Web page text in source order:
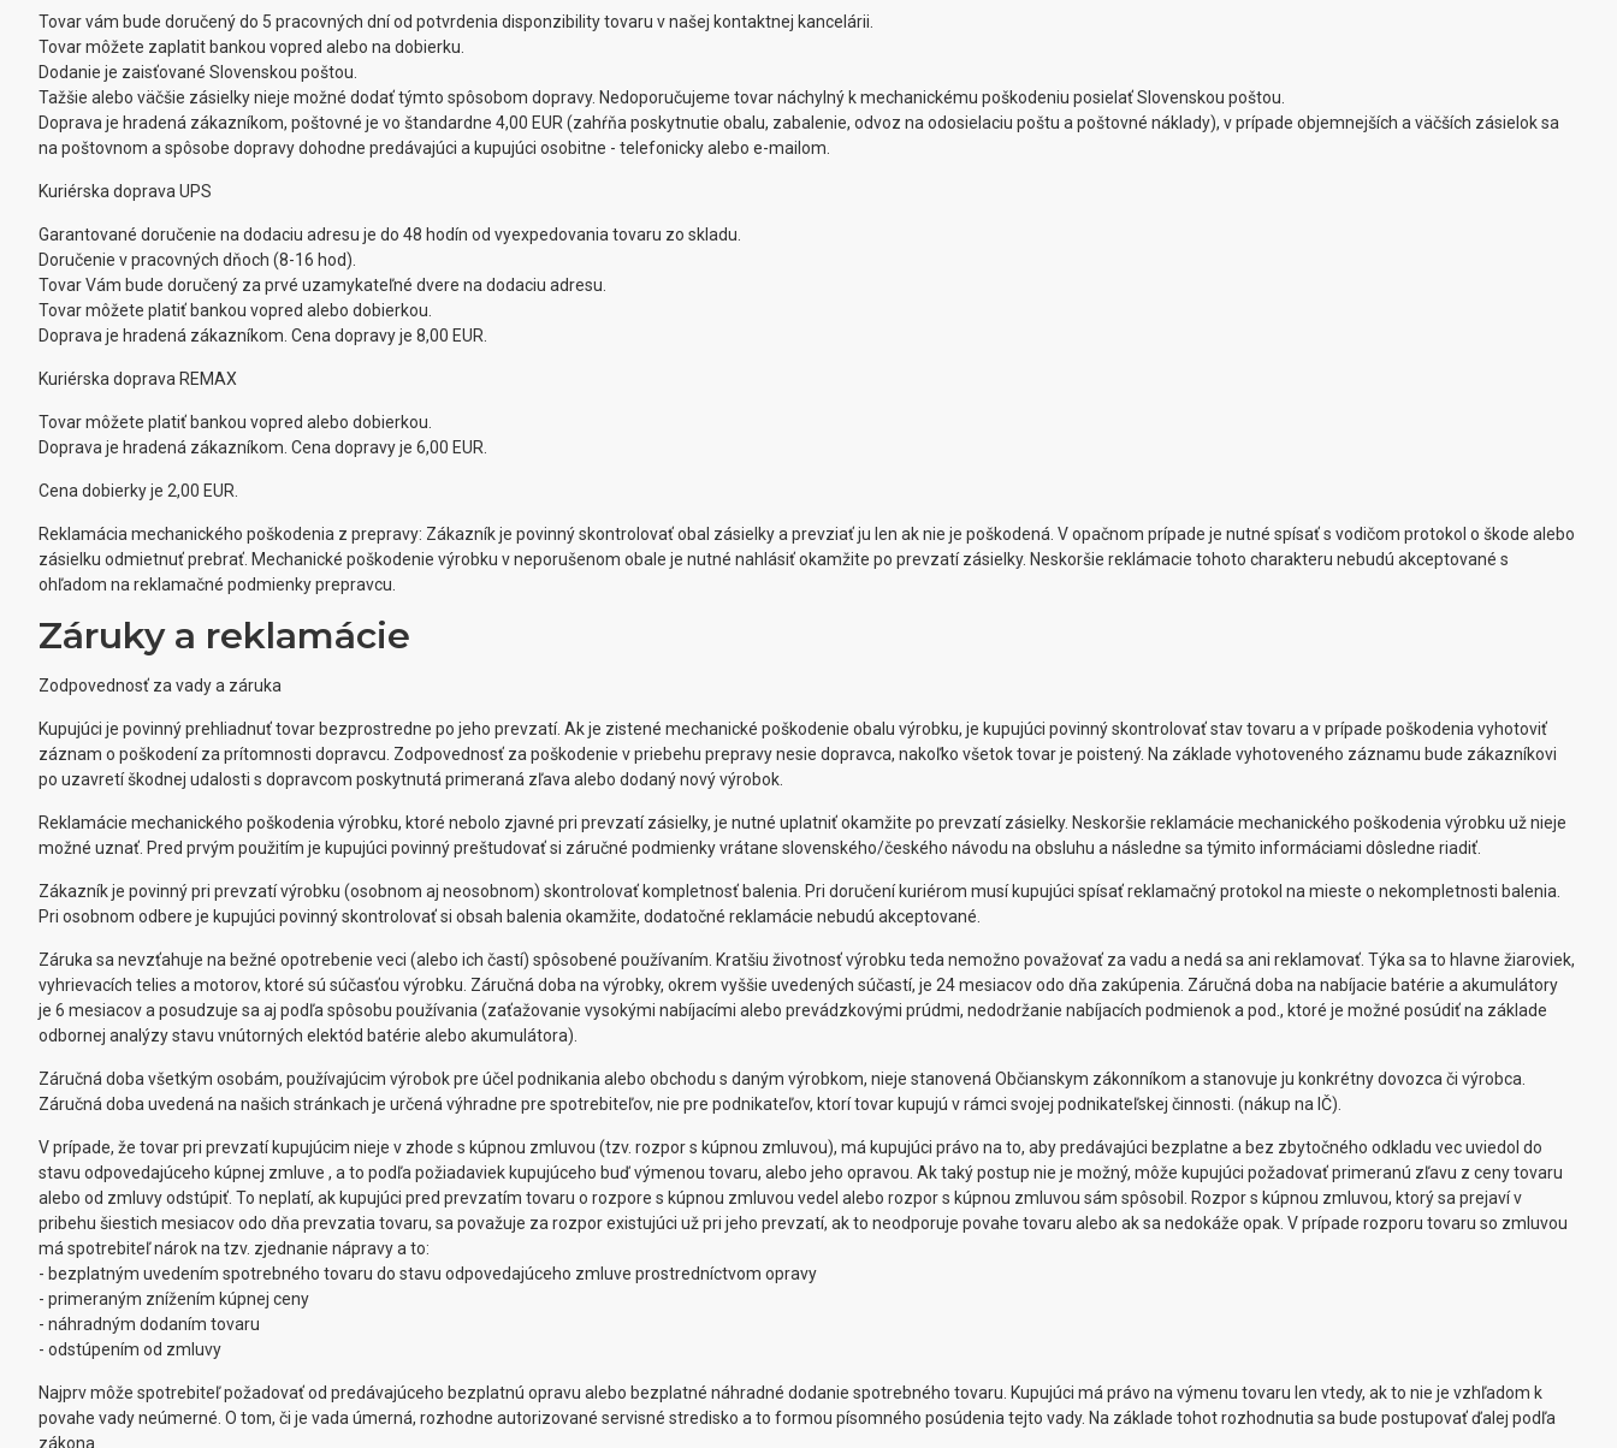
Tovar vám bude doručený do 5 pracovných dní od potvrdenia disponzibility tovaru v našej kontaktnej kancelárii.
Tovar môžete zaplatit bankou vopred alebo na dobierku.
Dodanie je zaisťované Slovenskou poštou.
Tažšie alebo väčšie zásielky nieje možné dodať týmto spôsobom dopravy. Nedoporučujeme tovar náchylný k mechanickému poškodeniu posielať Slovenskou poštou.
Doprava je hradená zákazníkom, poštovné je vo štandardne 4,00 EUR (zahŕňa poskytnutie obalu, zabalenie, odvoz na odosielaciu poštu a poštovné náklady), v prípade objemnejších a väčších zásielok sa
na poštovnom a spôsobe dopravy dohodne predávajúci a kupujúci osobitne - telefonicky alebo e-mailom.
Kuriérska doprava UPS
Garantované doručenie na dodaciu adresu je do 48 hodín od vyexpedovania tovaru zo skladu.
Doručenie v pracovných dňoch (8-16 hod).
Tovar Vám bude doručený za prvé uzamykateľné dvere na dodaciu adresu.
Tovar môžete platiť bankou vopred alebo dobierkou.
Doprava je hradená zákazníkom. Cena dopravy je 8,00 EUR.
Kuriérska doprava REMAX
Tovar môžete platiť bankou vopred alebo dobierkou.
Doprava je hradená zákazníkom. Cena dopravy je 6,00 EUR.
Cena dobierky je 2,00 EUR.
Reklamácia mechanického poškodenia z prepravy: Zákazník je povinný skontrolovať obal zásielky a prevziať ju len ak nie je poškodená. V opačnom prípade je nutné spísať s vodičom protokol o škode alebo
zásielku odmietnuť prebrať. Mechanické poškodenie výrobku v neporušenom obale je nutné nahlásiť okamžite po prevzatí zásielky. Neskoršie reklámacie tohoto charakteru nebudú akceptované s
ohľadom na reklamačné podmienky prepravcu.
Záruky a reklamácie
Zodpovednosť za vady a záruka
Kupujúci je povinný prehliadnuť tovar bezprostredne po jeho prevzatí. Ak je zistené mechanické poškodenie obalu výrobku, je kupujúci povinný skontrolovať stav tovaru a v prípade poškodenia vyhotoviť
záznam o poškodení za prítomnosti dopravcu. Zodpovednosť za poškodenie v priebehu prepravy nesie dopravca, nakoľko všetok tovar je poistený. Na základe vyhotoveného záznamu bude zákazníkovi
po uzavretí škodnej udalosti s dopravcom poskytnutá primeraná zľava alebo dodaný nový výrobok.
Reklamácie mechanického poškodenia výrobku, ktoré nebolo zjavné pri prevzatí zásielky, je nutné uplatniť okamžite po prevzatí zásielky. Neskoršie reklamácie mechanického poškodenia výrobku už nieje
možné uznať. Pred prvým použitím je kupujúci povinný preštudovať si záručné podmienky vrátane slovenského/českého návodu na obsluhu a následne sa týmito informáciami dôsledne riadiť.
Zákazník je povinný pri prevzatí výrobku (osobnom aj neosobnom) skontrolovať kompletnosť balenia. Pri doručení kuriérom musí kupujúci spísať reklamačný protokol na mieste o nekompletnosti balenia.
Pri osobnom odbere je kupujúci povinný skontrolovať si obsah balenia okamžite, dodatočné reklamácie nebudú akceptované.
Záruka sa nevzťahuje na bežné opotrebenie veci (alebo ich častí) spôsobené používaním. Kratšiu životnosť výrobku teda nemožno považovať za vadu a nedá sa ani reklamovať. Týka sa to hlavne žiaroviek,
vyhrievacích telies a motorov, ktoré sú súčasťou výrobku. Záručná doba na výrobky, okrem vyššie uvedených súčastí, je 24 mesiacov odo dňa zakúpenia. Záručná doba na nabíjacie batérie a akumulátory
je 6 mesiacov a posudzuje sa aj podľa spôsobu používania (zaťažovanie vysokými nabíjacími alebo prevádzkovými prúdmi, nedodržanie nabíjacích podmienok a pod., ktoré je možné posúdiť na základe
odbornej analýzy stavu vnútorných elektód batérie alebo akumulátora).
Záručná doba všetkým osobám, používajúcim výrobok pre účel podnikania alebo obchodu s daným výrobkom, nieje stanovená Občianskym zákonníkom a stanovuje ju konkrétny dovozca či výrobca.
Záručná doba uvedená na našich stránkach je určená výhradne pre spotrebiteľov, nie pre podnikateľov, ktorí tovar kupujú v rámci svojej podnikateľskej činnosti. (nákup na IČ).
V prípade, že tovar pri prevzatí kupujúcim nieje v zhode s kúpnou zmluvou (tzv. rozpor s kúpnou zmluvou), má kupujúci právo na to, aby predávajúci bezplatne a bez zbytočného odkladu vec uviedol do
stavu odpovedajúceho kúpnej zmluve , a to podľa požiadaviek kupujúceho buď výmenou tovaru, alebo jeho opravou. Ak taký postup nie je možný, môže kupujúci požadovať primeranú zľavu z ceny tovaru
alebo od zmluvy odstúpiť. To neplatí, ak kupujúci pred prevzatím tovaru o rozpore s kúpnou zmluvou vedel alebo rozpor s kúpnou zmluvou sám spôsobil. Rozpor s kúpnou zmluvou, ktorý sa prejaví v
pribehu šiestich mesiacov odo dňa prevzatia tovaru, sa považuje za rozpor existujúci už pri jeho prevzatí, ak to neodporuje povahe tovaru alebo ak sa nedokáže opak. V prípade rozporu tovaru so zmluvou
má spotrebiteľ nárok na tzv. zjednanie nápravy a to:
- bezplatným uvedením spotrebného tovaru do stavu odpovedajúceho zmluve prostredníctvom opravy
- primeraným znížením kúpnej ceny
- náhradným dodaním tovaru
- odstúpením od zmluvy
Najprv môže spotrebiteľ požadovať od predávajúceho bezplatnú opravu alebo bezplatné náhradné dodanie spotrebného tovaru. Kupujúci má právo na výmenu tovaru len vtedy, ak to nie je vzhľadom k
povahe vady neúmerné. O tom, či je vada úmerná, rozhodne autorizované servisné stredisko a to formou písomného posúdenia tejto vady. Na základe tohot rozhodnutia sa bude postupovať ďalej podľa
zákona.